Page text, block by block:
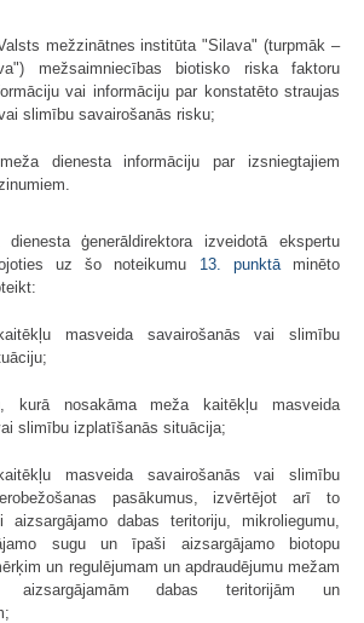
mežzinātnes institūta "Silava" (turpmāk –
mežsaimniecības biotisko riska faktoru
vai informāciju par konstatēto straujas
slimību savairošanās risku;
dienesta informāciju par izsniegtajiem
ģenerāldirektora izveidotā ekspertu
uz šo noteikumu 13. punktāminēto
masveida savairošanās vai slimību
kurā nosakāma meža kaitēkļu masveida
slimību izplatīšanās situācija;
masveida savairošanās vai slimību
pasākumus, izvērtējot arī to
aizsargājamo dabas teritoriju, mikroliegumu,
sugu un īpaši aizsargājamo biotopu
un regulējumam un apdraudējumu mežam
dabas teritorijām un